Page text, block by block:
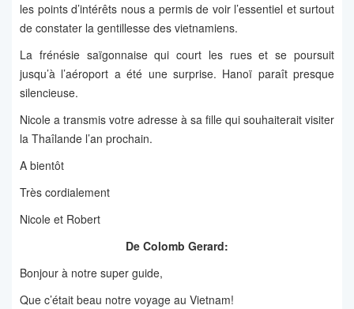
les points d’intérêts nous a permis de voir l’essentiel et surtout
de constater la gentillesse des vietnamiens.
La frénésie saïgonnaise qui court les rues et se poursuit
jusqu’à l’aéroport a été une surprise. Hanoï paraît presque
silencieuse.
Nicole a transmis votre adresse à sa fille qui souhaiterait visiter
la Thaîlande l’an prochain.
A bientôt
Très cordialement
Nicole et Robert
De Colomb Gerard:
Bonjour à notre super guide,
Que c’était beau notre voyage au Vietnam!